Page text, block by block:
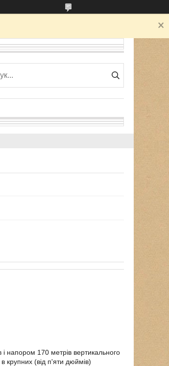
напором 170 метрів вертикального
крупних (від п'яти дюймів)